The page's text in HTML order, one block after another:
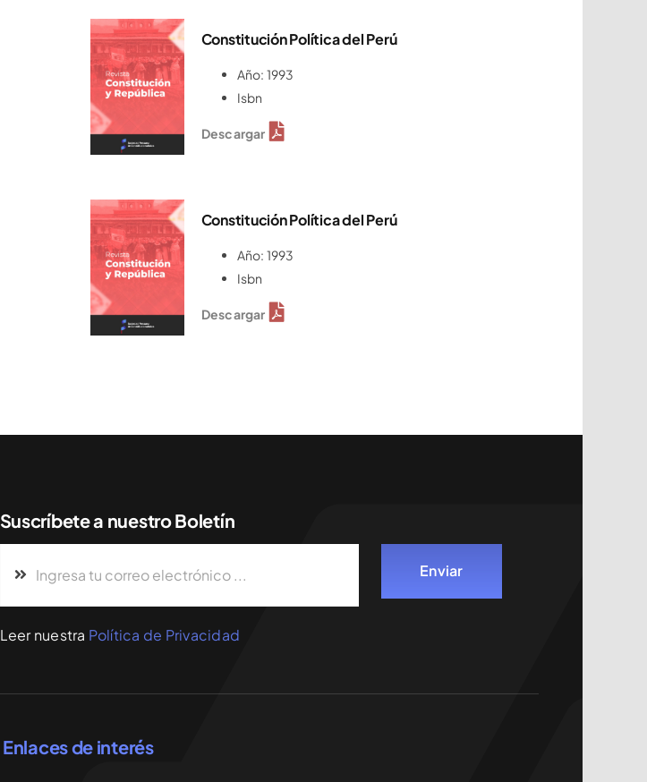
Constitución Política del Perú
Año: 1993
Isbn
Descargar
Constitución Política del Perú
Año: 1993
Isbn
Descargar
Suscríbete a nuestro Boletín
Enviar
Leer nuestra Política de Privacidad
Enlaces de interés